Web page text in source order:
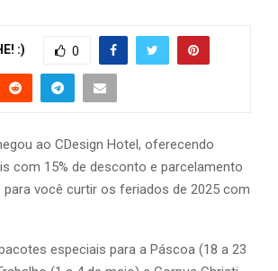
:) 0
ao CDesign Hotel, oferecendo
com 15% de desconto e parcelamento
você curtir os feriados de 2025 com
especiais para a Páscoa (18 a 23